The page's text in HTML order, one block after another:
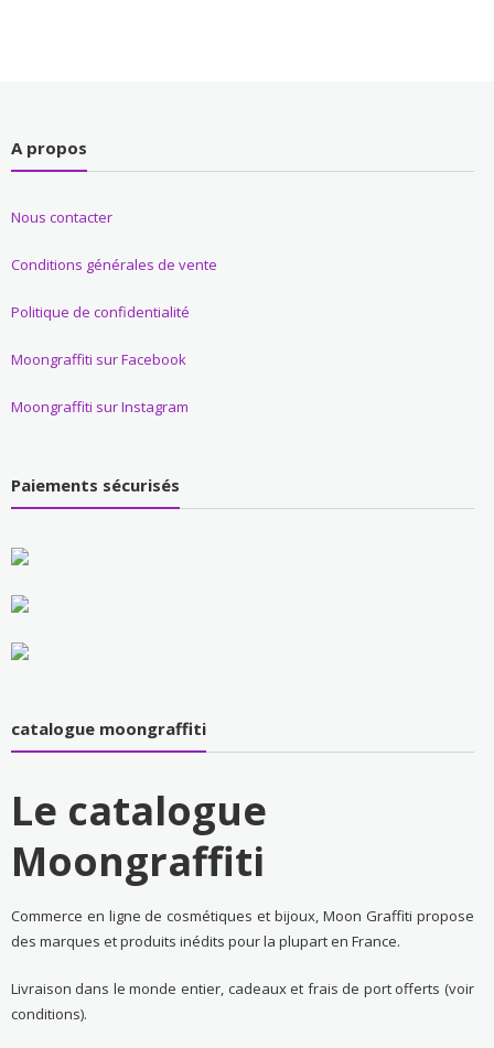
A propos
Nous contacter
Conditions générales de vente
Politique de confidentialité
Moongraffiti sur Facebook
Moongraffiti sur Instagram
Paiements sécurisés
catalogue moongraffiti
Le catalogue
Moongraffiti
Commerce en ligne de cosmétiques et bijoux, Moon Graffiti propose
des marques et produits inédits pour la plupart en France.
Livraison dans le monde entier, cadeaux et frais de port offerts (voir
conditions).